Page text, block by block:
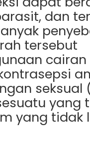
dan
tersebut
yang
yang tidak